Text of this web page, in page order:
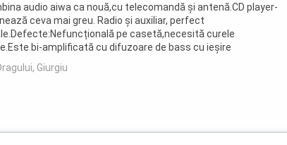
audio aiwa ca nouă,cu telecomandă și antenă.CD player-
ceva mai greu. Radio și auxiliar, perfect
pe casetă,necesită curele
bi-amplificată cu difuzoare de bass cu ieșire
gratuită prin Publi24.
Giurgiu